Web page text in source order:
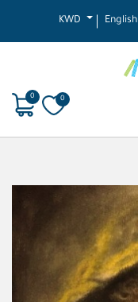
KWD English
0
0